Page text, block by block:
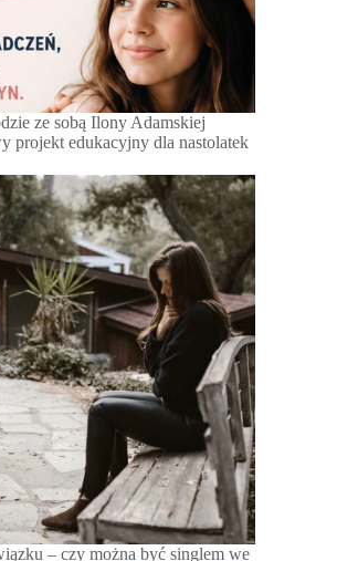
ze sobą Ilony Adamskiej
projekt edukacyjny dla nastolatek
– czy można być singlem we